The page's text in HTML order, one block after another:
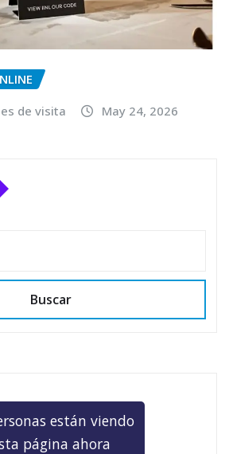
de visita
May 24, 2026
Buscar
están viendo
página ahora